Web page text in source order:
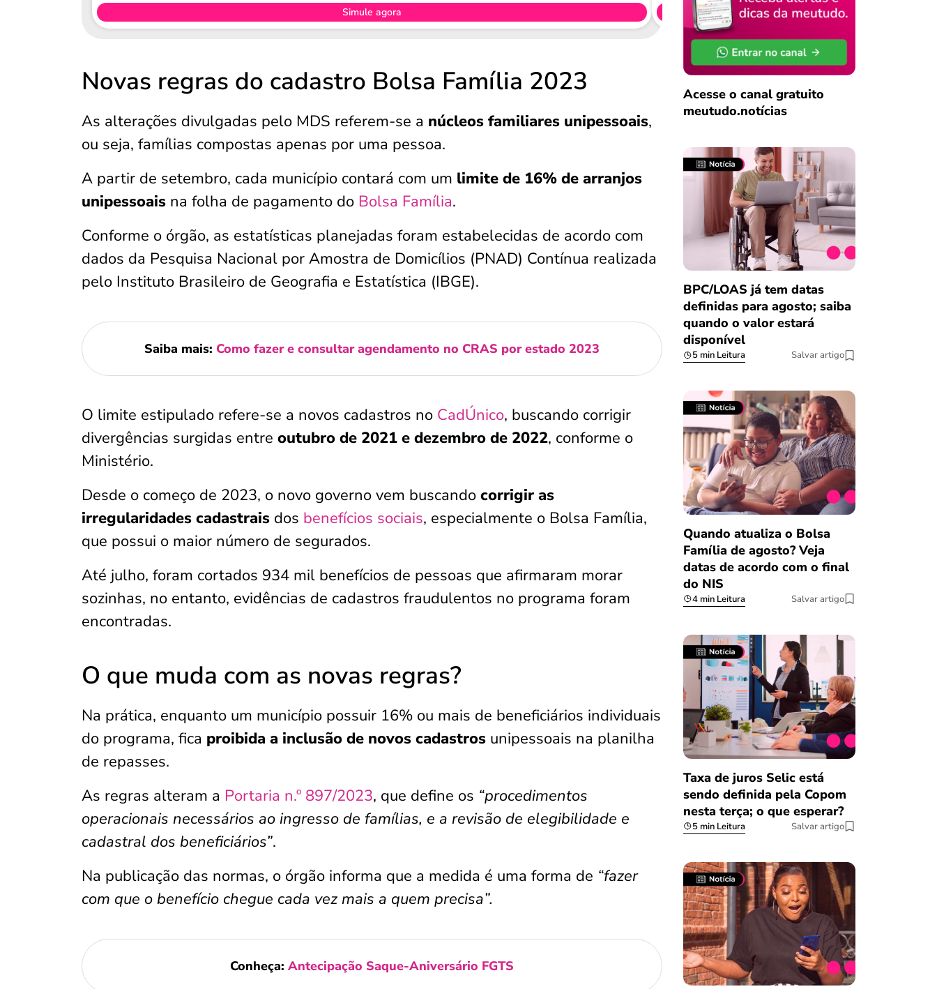
Simule agora
Novas regras do cadastro Bolsa Família 2023
As alterações divulgadas pelo MDS referem-se a núcleos familiares unipessoais,
ou seja, famílias compostas apenas por uma pessoa.
A partir de setembro, cada município contará com um limite de 16% de arranjos
unipessoais na folha de pagamento do Bolsa Família.
Conforme o órgão, as estatísticas planejadas foram estabelecidas de acordo com
dados da Pesquisa Nacional por Amostra de Domicílios (PNAD) Contínua realizada
pelo Instituto Brasileiro de Geografia e Estatística (IBGE).
Saiba mais: Como fazer e consultar agendamento no CRAS por estado 2023
O limite estipulado refere-se a novos cadastros no CadÚnico, buscando corrigir
divergências surgidas entre outubro de 2021 e dezembro de 2022, conforme o
Ministério.
Desde o começo de 2023, o novo governo vem buscando corrigir as
irregularidades cadastrais dos benefícios sociais, especialmente o Bolsa Família,
que possui o maior número de segurados.
Até julho, foram cortados 934 mil benefícios de pessoas que afirmaram morar
sozinhas, no entanto, evidências de cadastros fraudulentos no programa foram
encontradas.
O que muda com as novas regras?
Na prática, enquanto um município possuir 16% ou mais de beneficiários individuais
do programa, fica proibida a inclusão de novos cadastros unipessoais na planilha
de repasses.
As regras alteram a Portaria n.º 897/2023, que define os “procedimentos
operacionais necessários ao ingresso de famílias, e a revisão de elegibilidade e
cadastral dos beneficiários”.
Na publicação das normas, o órgão informa que a medida é uma forma de “fazer
com que o benefício chegue cada vez mais a quem precisa”.
Conheça: Antecipação Saque-Aniversário FGTS
Acesse o canal gratuito
meutudo.notícias
BPC/LOAS já tem datas
definidas para agosto; saiba
quando o valor estará
disponível
5 min Leitura Salvar artigo
Quando atualiza o Bolsa
Família de agosto? Veja
datas de acordo com o final
do NIS
4 min Leitura Salvar artigo
Taxa de juros Selic está
sendo definida pela Copom
nesta terça; o que esperar?
5 min Leitura Salvar artigo